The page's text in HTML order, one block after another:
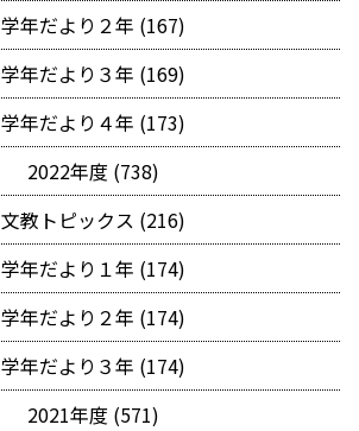
学年だより２年 (167)
学年だより３年 (169)
学年だより４年 (173)
2022年度 (738)
文教トピックス (216)
学年だより１年 (174)
学年だより２年 (174)
学年だより３年 (174)
2021年度 (571)